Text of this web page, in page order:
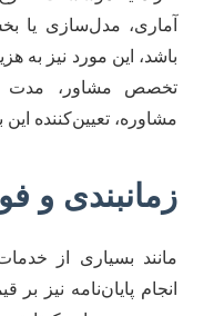
آماری، مدل‌سازی یا
باشد، این مورد نیز به
تخصص مشاور، مدت
مشاوره، تعیین‌کننده
زمانبندی و
مانند بسیاری از
انجام پایان‌نامه نیز